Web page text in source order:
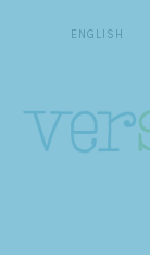
ENGLISH